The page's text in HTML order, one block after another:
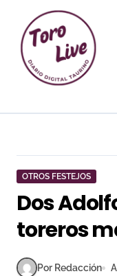
contenido
OTROS FESTEJOS
Dos
toreros
Por Redacción